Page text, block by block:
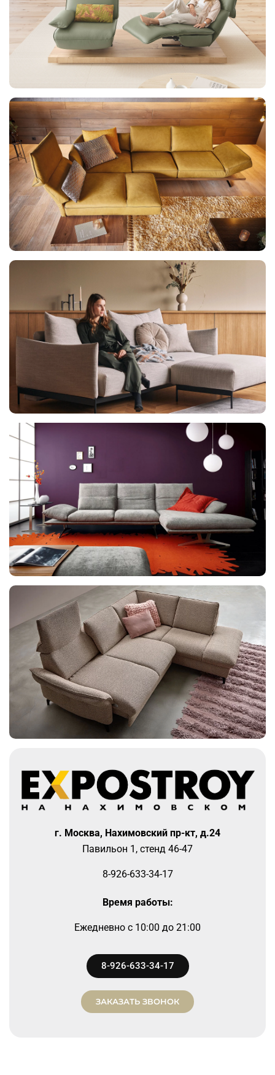
г. Москва, Нахимовский пр-кт, д.24
Павильон 1, стенд 46-47
8-926-633-34-17
Время работы:
Ежедневно c 10:00 до 21:00
8-926-633-34-17
ЗАКАЗАТЬ ЗВОНОК